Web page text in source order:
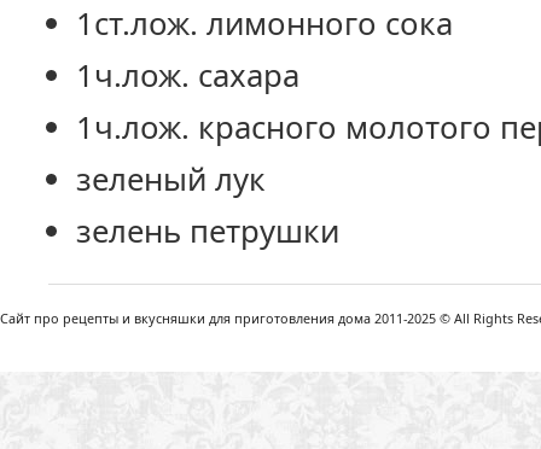
1ст.лож. лимонного сока
1ч.лож. сахара
1ч.лож. красного молотого
зеленый лук
зелень петрушки
Сайт про рецепты и вкусняшки для приготовления дома 2011-2025 © All Rights